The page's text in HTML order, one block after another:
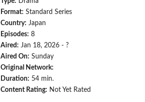
Format: Standard Series
Country: Japan
Episodes: 8
Aired: Jan 18, 2026 - ?
Aired On: Sunday
Original Network:
Duration: 54 min.
Content Rating: Not Yet Rated